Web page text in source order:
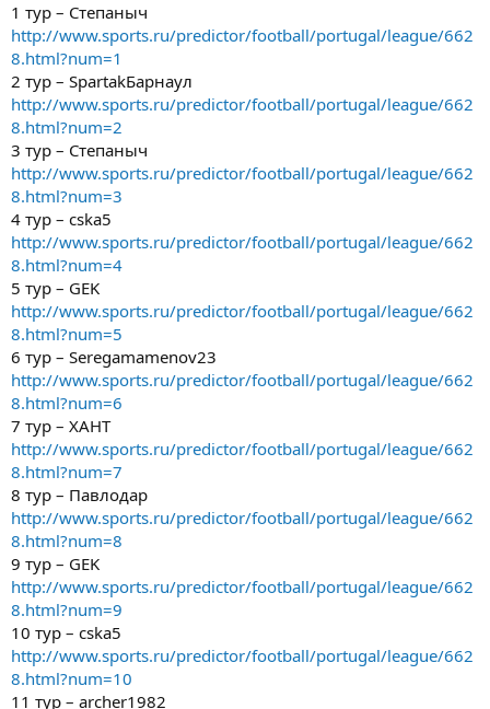
1 тур – Степаныч
http://www.sports.ru/predictor/football/portugal/league/662
8.html?num=1
2 тур – SpartakБарнаул
http://www.sports.ru/predictor/football/portugal/league/662
8.html?num=2
3 тур – Степаныч
http://www.sports.ru/predictor/football/portugal/league/662
8.html?num=3
4 тур – cska5
http://www.sports.ru/predictor/football/portugal/league/662
8.html?num=4
5 тур – GEK
http://www.sports.ru/predictor/football/portugal/league/662
8.html?num=5
6 тур – Seregamamenov23
http://www.sports.ru/predictor/football/portugal/league/662
8.html?num=6
7 тур – ХАНТ
http://www.sports.ru/predictor/football/portugal/league/662
8.html?num=7
8 тур – Павлодар
http://www.sports.ru/predictor/football/portugal/league/662
8.html?num=8
9 тур – GEK
http://www.sports.ru/predictor/football/portugal/league/662
8.html?num=9
10 тур – cska5
http://www.sports.ru/predictor/football/portugal/league/662
8.html?num=10
11 тур – archer1982